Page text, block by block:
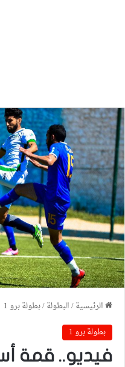
الرئيسية/البطولة/بطولة برو 1
بطولة برو 1
فيديو.. قمة